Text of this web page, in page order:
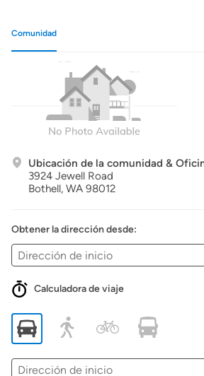
Comunidad
Ubicación de la comunidad &
3924 Jewell Road
Bothell, WA 98012
Obtener la dirección desde:
Calculadora de viaje
Dirección
Calcular